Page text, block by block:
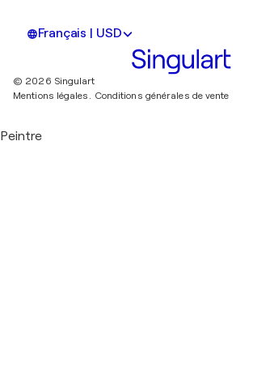
Français | USD
© 2026 Singulart
Mentions légales. Conditions générales de vente
Peintre